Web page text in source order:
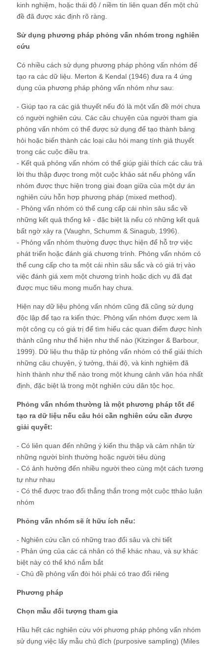
kinh nghiệm, hoặc thái độ / niềm tin liên quan đến một chủ
đề đã được xác định rõ ràng.
Sử dụng phương pháp phỏng vấn nhóm trong nghiên
cứu
Có nhiều cách sử dụng phương pháp phỏng vấn nhóm để
tạo ra các dữ liệu. Merton & Kendal (1946) đưa ra 4 ứng
dụng của phương pháp phỏng vấn nhóm như sau:
- Giúp tạo ra các giả thuyết nếu đó là một vấn đề mới chưa
có người nghiên cứu. Các câu chuyện của người tham gia
phỏng vấn nhóm có thể được sử dụng để tạo thành bảng
hỏi hoặc biến thành các loại câu hỏi mang tính giả thuyết
trong các cuộc điều tra.
- Kết quả phỏng vấn nhóm có thể giúp giải thích các câu trả
lời thu thập được trong một cuộc khảo sát nếu phỏng vấn
nhóm được thực hiện trong giai đoạn giữa của một dự án
nghiên cứu hỗn hợp phương pháp (mixed method).
- Phỏng vấn nhóm có thể cung cấp cái nhìn sâu sắc về
những kết quả thống kê - đặc biệt là nếu có những kết quả
bất ngờ xảy ra (Vaughn, Schumm & Sinagub, 1996).
- Phỏng vấn nhóm thường được thực hiện để hỗ trợ việc
phát triển hoặc đánh giá chương trình. Phỏng vấn nhóm có
thể cung cấp cho ta một cái nhìn sâu sắc và có giá trị vào
việc đánh giá xem một chương trình hoặc dịch vụ đã đạt
được mục tiêu mong muốn hay chưa.
Hiện nay dữ liệu phỏng vấn nhóm cũng đã cũng sử dụng
độc lập để tạo ra kiến ​​thức. Phỏng vấn nhóm được xem là
một công cụ có giá trị để tìm hiểu các quan điểm được hình
thành cũng như thể hiện như thế nào (Kitzinger & Barbour,
1999). Dữ liệu thu thập từ phỏng vấn nhóm có thể giải thích
những câu chuyện, ý tưởng, thái độ, và kinh nghiệm đã
hình thành như thế nào trong một khung cảnh văn hóa nhất
định, đặc biệt là trong một nghiên cứu dân tộc học.
Phỏng vấn nhóm thường là một phương pháp tốt để
tạo ra dữ liệu nếu câu hỏi cần nghiên cứu cần được
giải quyết:
- Có liên quan đến những ý kiến ​​thu thập và cảm nhận từ
những người bình thường hoặc người tiêu dùng
- Có ảnh hưởng đến nhiều người theo cùng một cách tương
tự như nhau
- Có thể được trao đổi thẳng thắn trong một cuộc tthảo luận
nhóm
Phỏng vấn nhóm sẽ ít hữu ích nếu:
- Nghiên cứu cần có những trao đổi sâu và chi tiết
- Phản ứng của các cá nhân có thể khác nhau, và sự khác
biệt này có thể khó nắm bắt
- Chủ đề phỏng vấn đòi hỏi phải có trao đổi riêng
Phương pháp
Chọn mẫu đối tượng tham gia
Hầu hết các nghiên cứu với phương pháp phỏng vấn nhóm
sử dụng việc lấy mẫu chủ đích (purposive sampling) (Miles